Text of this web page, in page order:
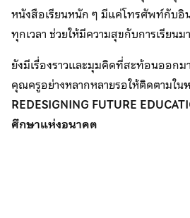
หนังสือเรียนหนัก ๆ มีแค่โทรศัพท์กับอิ
ทุกเวลา ช่วยให้มีความสุขกับการเรียน
ยังมีเรื่องราวและมุมคิดที่สะท้อนออกม
คุณครูอย่างหลากหลายรอให้ติดตามใน
REDESIGNING FUTURE
ศึกษาแห่งอนาคต